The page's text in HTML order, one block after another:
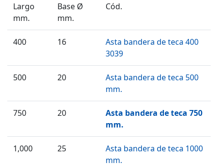
Largo
mm.
Base Ø
mm.
Cód.
400 16
Asta bandera de teca 400
3039
500 20
Asta bandera de teca 500
mm.
750 20
Asta bandera de teca 750
mm.
1,000 25
Asta bandera de teca 1000
mm.